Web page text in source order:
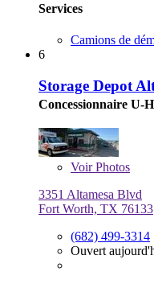
Services
Camions de
6
Storage Depot
Concessionnaire U-
VoirPhotos
3351 Altamesa Blvd
Fort Worth, TX 76133
(682) 499-3314
Ouvert